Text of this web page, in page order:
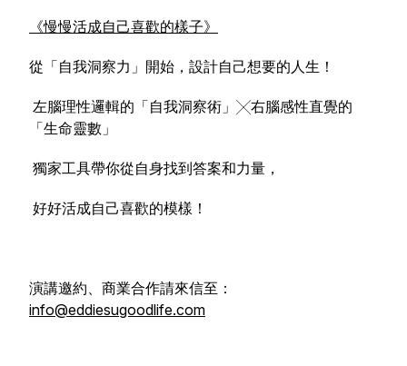
《慢慢活成自己喜歡的樣子》
從「自我洞察力」開始，設計自己想要的人生！
左腦理性邏輯的「自我洞察術」╳右腦感性直覺的
「生命靈數」
獨家工具帶你從自身找到答案和力量，
好好活成自己喜歡的模樣！
演講邀約、商業合作請來信至：
info@eddiesugoodlife.com